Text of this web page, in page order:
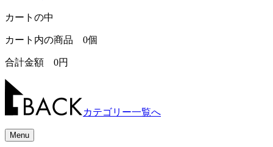
カートの中
カート内の商品 0個
合計金額 0円
カテゴリー一覧へ
Menu